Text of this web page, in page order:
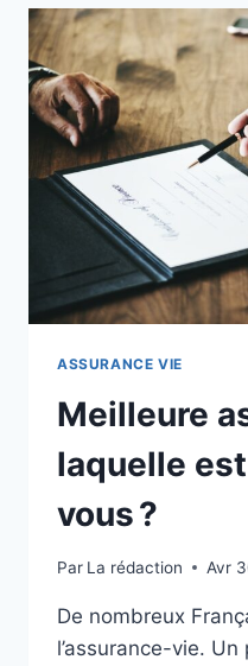
SAVOIR
POUR
LES
CUBA
ASSURANCE VIE
Meilleure
laquelle
vous ?
Par La rédaction Avr
De nombreux
l’assurance-vie.